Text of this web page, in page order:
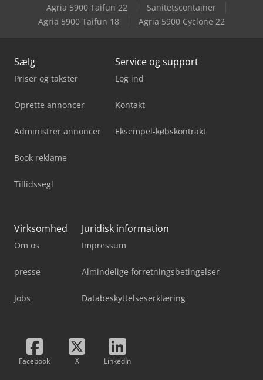
Agria 5900 Taifun 22
Sanitetscontainer
Agria 5900 Taifun 18
Agria 5900 Cyclone 22
Sælg
Priser og takster
Oprette annoncer
Administrer annoncer
Book reklame
Tillidssegl
Service og support
Log ind
Kontakt
Eksempel-købskontrakt
Virksomhed
Om os
presse
Jobs
Juridisk information
Impressum
Almindelige forretningsbetingelser
Databeskyttelseserklæring
Facebook X LinkedIn